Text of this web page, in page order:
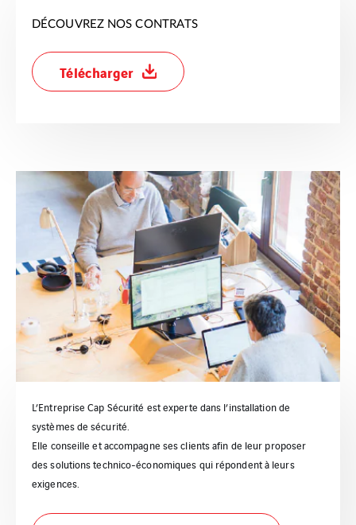
DÉCOUVREZ NOS CONTRATS
Télécharger
L’Entreprise Cap Sécurité est experte dans l’installation de
systèmes de sécurité.
Elle conseille et accompagne ses clients afin de leur proposer
des solutions technico-économiques qui répondent à leurs
exigences.